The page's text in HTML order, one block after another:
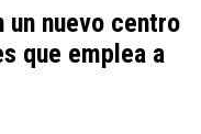
un nuevo centro
que emplea a